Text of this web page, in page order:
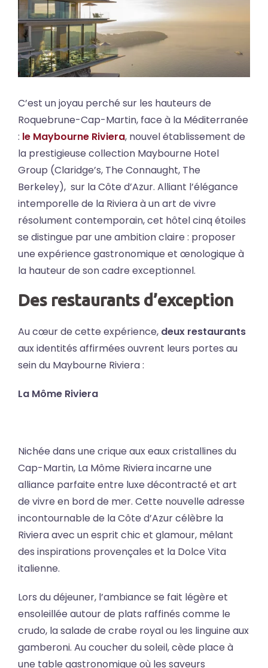
C’est un joyau perché sur les hauteurs de
Roquebrune-Cap-Martin, face à la Méditerranée
: le Maybourne Riviera, nouvel établissement de
la prestigieuse collection Maybourne Hotel
Group (Claridge’s, The Connaught, The
Berkeley), sur la Côte d’Azur. Alliant l’élégance
intemporelle de la Riviera à un art de vivre
résolument contemporain, cet hôtel cinq étoiles
se distingue par une ambition claire : proposer
une expérience gastronomique et œnologique à
la hauteur de son cadre exceptionnel.
Des restaurants d’exception
Au cœur de cette expérience, deux restaurants
aux identités affirmées ouvrent leurs portes au
sein du Maybourne Riviera :
La Môme Riviera
Nichée dans une crique aux eaux cristallines du
Cap-Martin, La Môme Riviera incarne une
alliance parfaite entre luxe décontracté et art
de vivre en bord de mer. Cette nouvelle adresse
incontournable de la Côte d’Azur célèbre la
Riviera avec un esprit chic et glamour, mêlant
des inspirations provençales et la Dolce Vita
italienne.
Lors du déjeuner, l’ambiance se fait légère et
ensoleillée autour de plats raffinés comme le
crudo, la salade de crabe royal ou les linguine aux
gamberoni. Au coucher du soleil, cède place à
une table gastronomique où les saveurs